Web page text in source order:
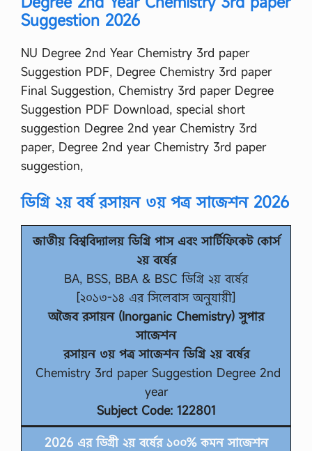
Suggestion 2026
NU Degree 2nd Year Chemistry 3rd paper
Suggestion PDF, Degree Chemistry 3rd paper
Final Suggestion, Chemistry 3rd paper Degree
Suggestion PDF Download, special short
suggestion Degree 2nd year Chemistry 3rd
paper, Degree 2nd year Chemistry 3rd paper
suggestion,
ডিগ্রি ২য় বর্ষ রসায়ন ৩য় পত্র সাজেশন 2026
জাতীয় বিশ্ববিদ্যালয় ডিগ্রি পাস এবং সার্টিফিকেট কোর্স
২য় বর্ষের
BA, BSS, BBA & BSC ডিগ্রি ২য় বর্ষের
[২০১৩-১৪ এর সিলেবাস অনুযায়ী]
অজৈব রসায়ন (Inorganic Chemistry) সুপার
সাজেশন
রসায়ন ৩য় পত্র সাজেশন ডিগ্রি ২য় বর্ষের
Chemistry 3rd paper Suggestion Degree 2nd
year
Subject Code: 122801
2026 এর ডিগ্রী ২য় বর্ষের ১০০% কমন সাজেশন